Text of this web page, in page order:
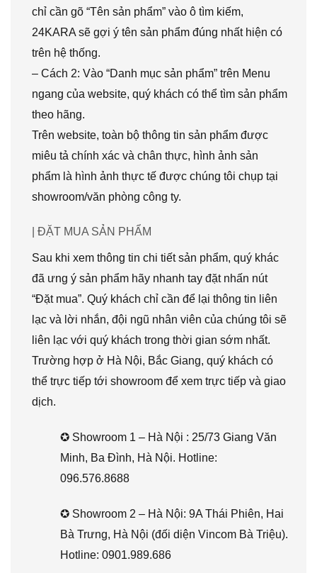
chỉ cần gõ “Tên sản phẩm” vào ô tìm kiếm,
24KARA sẽ gợi ý tên sản phẩm đúng nhất hiện có
trên hệ thống.
– Cách 2: Vào “Danh mục sản phẩm” trên Menu
ngang của website, quý khách có thể tìm sản phẩm
theo hãng.
Trên website, toàn bộ thông tin sản phẩm được
miêu tả chính xác và chân thực, hình ảnh sản
phẩm là hình ảnh thực tế được chúng tôi chụp tại
showroom/văn phòng công ty.
| ĐẶT MUA SẢN PHẨM
Sau khi xem thông tin chi tiết sản phẩm, quý khác
đã ưng ý sản phẩm hãy nhanh tay đặt nhấn nút
“Đặt mua”. Quý khách chỉ cần để lại thông tin liên
lạc và lời nhắn, đội ngũ nhân viên của chúng tôi sẽ
liên lạc với quý khách trong thời gian sớm nhất.
Trường hợp ở Hà Nội, Bắc Giang, quý khách có
thể trực tiếp tới showroom để xem trực tiếp và giao
dịch.
✪ Showroom 1 – Hà Nội : 25/73 Giang Văn
Minh, Ba Đình, Hà Nội. Hotline:
096.576.8688
✪ Showroom 2 – Hà Nội: 9A Thái Phiên, Hai
Bà Trưng, Hà Nội (đối diện Vincom Bà Triệu).
Hotline: 0901.989.686